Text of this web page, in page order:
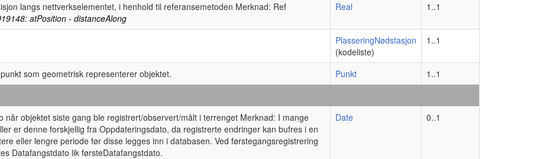
langs nettverkselementet, i henhold til referansemetoden Merknad: Ref
atPosition - distanceAlong
Real 1..1
PlasseringNødstasjon
(kodeliste)
1..1
som geometrisk representerer objektet. Punkt
1..1
når objektet siste gang ble registrert/observert/målt i terrenget Merknad: I mange
er denne forskjellig fra Oppdateringsdato, da registrerte endringer kan bufres i en
eller lengre periode før disse legges inn i databasen. Ved førstegangsregistrering
Datafangstdato lik førsteDatafangstdato.
Date 0..1